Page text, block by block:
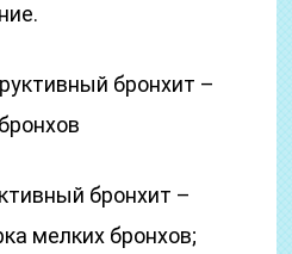
бронхит –
бронхит –
мелких бронхов;